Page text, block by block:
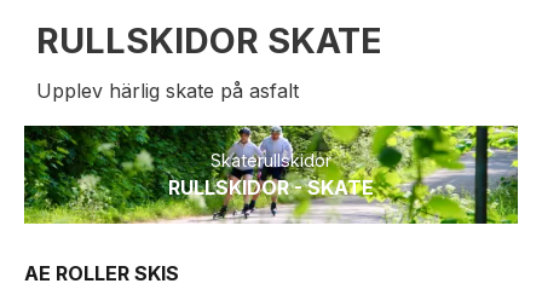
RULLSKIDOR SKATE
Upplev härlig skate på asfalt
Skaterullskidor
RULLSKIDOR - SKATE
AE ROLLER SKIS